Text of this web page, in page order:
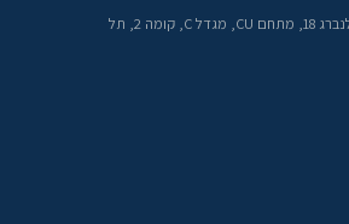
רחוב ראול ולנברג 18, מתחם CU, מגדל C, קומה 2, תל